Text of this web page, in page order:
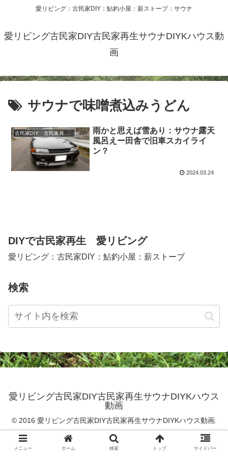
愛リビング：古民家DIY：鮎釣小屋：薪ストーブ：サウナ
愛リビング古民家DIY古民家再生サウナDIYKハウス動
画
サウナで味噌煮込みうどん
雨かと思えば雪あり：サウナ露天
風呂えー田舎で旧車スカイライ
ン？
2024.03.24
DIYで古民家再生 愛リビング
愛リビング：古民家DIY：鮎釣小屋：薪ストーブ
検索
愛リビング古民家DIY古民家再生サウナDIYKハウス
動画
© 2016 愛リビング古民家DIY古民家再生サウナDIYKハウス動画.
メニュー ホーム 検索 トップ サイドバー